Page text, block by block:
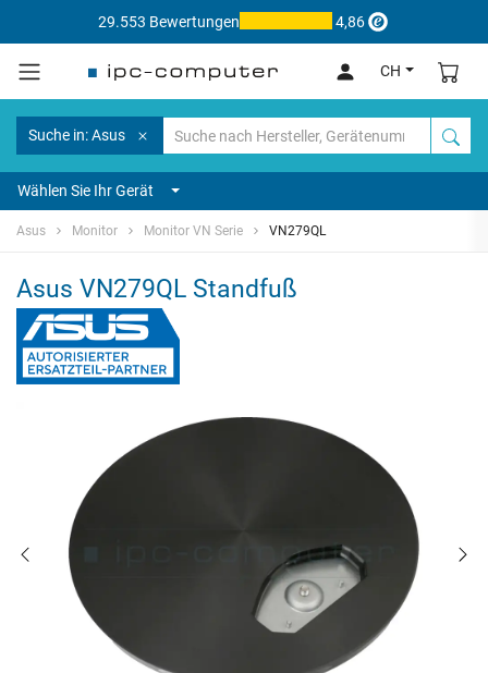
29.553 Bewertungen 4,86
CH
Suche in: Asus
Wählen Sie Ihr Gerät
Asus Monitor Monitor VN Serie VN279QL
Asus VN279QL Standfuß